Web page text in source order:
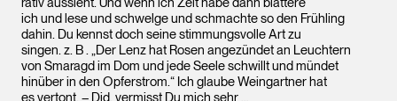
ich und lese und schwelge und schmachte so den Frühling
dahin. Du kennst doch seine stimmungsvolle Art zu
singen. z. B . „Der Lenz hat Rosen angezündet an Leuchtern
von Smaragd im Dom und jede Seele schwillt und mündet
hinüber in den Opferstrom.“ Ich glaube Weingartner hat
es vertont. – Did, vermisst Du mich sehr …